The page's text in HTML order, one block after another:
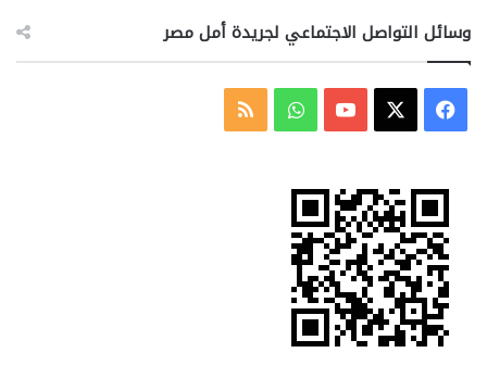
وسائل التواصل الاجتماعي لجريدة أمل مصر
فيسبوك ‫YouTubeواتسابملخص